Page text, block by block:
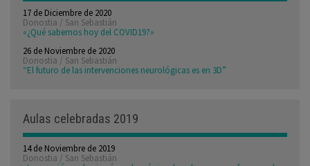
17 de Diciembre de 2020
Donostia / San Sebastián
«¿Qué sabemos hoy del COVID19?»
26 de Noviembre de 2020
Donostia / San Sebastián
“El futuro de las intervenciones neurológicas es en 3D”
Aulas celebradas 2019
14 de Noviembre de 2019
Donostia / San Sebastián